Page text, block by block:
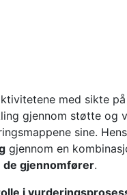
med sikte
gjennom støtte og
sine.
gjennom en
de gjennomfører.
i